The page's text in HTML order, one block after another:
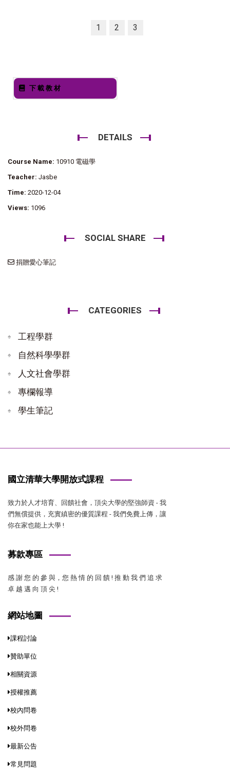
1 2 3
下載教材
DETAILS
Course Name: 10910 電磁學
Teacher: Jasbe
Time: 2020-12-04
Views: 1096
SOCIAL SHARE
捐贈愛心筆記
CATEGORIES
工程學群
自然科學學群
人文社會學群
專欄報導
學生筆記
國立清華大學開放式課程
致力於人才培育、回饋社會，頂尖大學的堅強師資 - 我
們無償提供，充實縝密的優質課程 - 我們免費上傳，讓
你在家也能上大學 !
募款專區
感 謝 您 的 參 與，您 熱 情 的 回 饋 ! 推 動 我 們 追 求
卓 越 邁 向 頂 尖 !
網站地圖
課程討論
贊助單位
相關資源
授權推薦
校內問卷
校外問卷
最新公告
常見問題